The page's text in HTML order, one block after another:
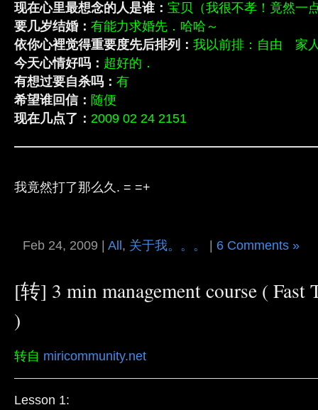
现在心里最想念的人是谁： 宝贝（我很不孝！竟然一
要几岁结婚： 有能力求婚先．哈哈～
依你心裡觉得重要度先后排列： 我以前排：自由
今天心情好吗： 超好的．
有想过要自杀吗： 有
希望谁回信： 随便
现在几点了： 2009 02 24 2151
我竟然打了那么久. = =+
Feb 24, 2009 | All, 关于我。。。 | 6 Comments »
[转] 3 min management course ( Fast
转自 miricommunity.net
Lesson 1: